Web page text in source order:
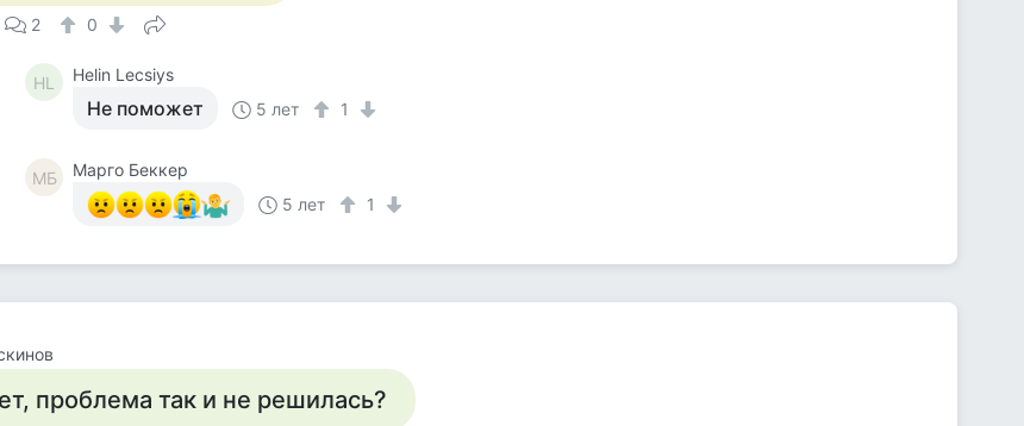
2 0
HL Helin Lecsiys
Не поможет 5 лет 1
MБ
Mарго Беккер
5 лет
1
проблема так и не решилась?